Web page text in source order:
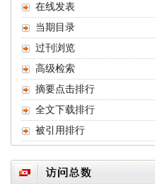
在线发表
当期目录
过刊浏览
高级检索
摘要点击排行
全文下载排行
被引用排行